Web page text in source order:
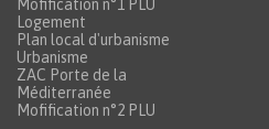
Mofification n°1 PLU
Logement
Plan local d'urbanisme
Urbanisme
ZAC Porte de la
Méditerranée
Mofification n°2 PLU